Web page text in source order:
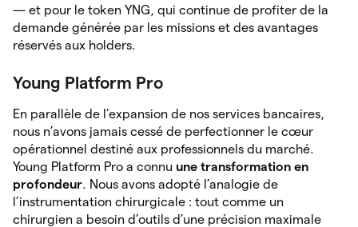
— et pour le token YNG, qui continue de profiter de la
demande générée par les missions et des avantages
réservés aux holders.
Young Platform Pro
En parallèle de l’expansion de nos services bancaires,
nous n’avons jamais cessé de perfectionner le cœur
opérationnel destiné aux professionnels du marché.
Young Platform Pro a connu une transformation en
profondeur. Nous avons adopté l’analogie de
l’instrumentation chirurgicale : tout comme un
chirurgien a besoin d’outils d’une précision maximale